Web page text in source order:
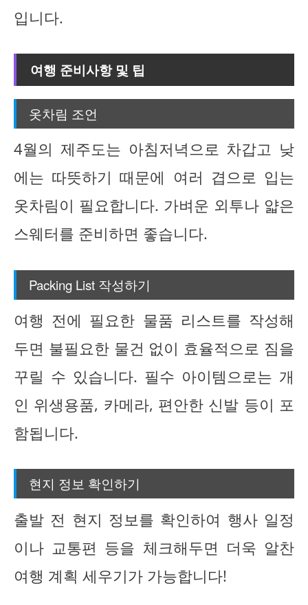
입니다.
여행 준비사항 및 팁
옷차림 조언
4월의 제주도는 아침저녁으로 차갑고 낮
에는 따뜻하기 때문에 여러 겹으로 입는
옷차림이 필요합니다. 가벼운 외투나 얇은
스웨터를 준비하면 좋습니다.
Packing List 작성하기
여행 전에 필요한 물품 리스트를 작성해
두면 불필요한 물건 없이 효율적으로 짐을
꾸릴 수 있습니다. 필수 아이템으로는 개
인 위생용품, 카메라, 편안한 신발 등이 포
함됩니다.
현지 정보 확인하기
출발 전 현지 정보를 확인하여 행사 일정
이나 교통편 등을 체크해두면 더욱 알찬
여행 계획 세우기가 가능합니다!